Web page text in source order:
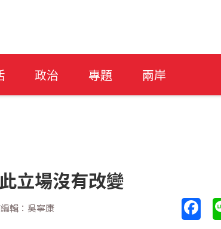
政治 專題 兩岸
立場沒有改變
輯：吳寧康